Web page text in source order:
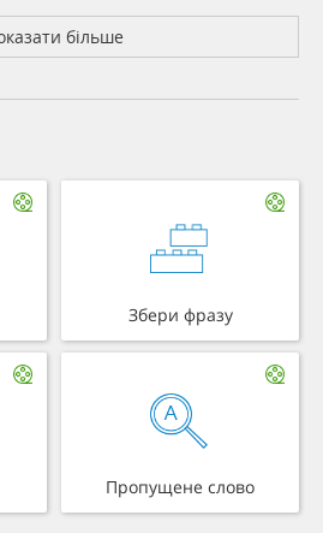
більше
Збери фразу
Пропущене слово